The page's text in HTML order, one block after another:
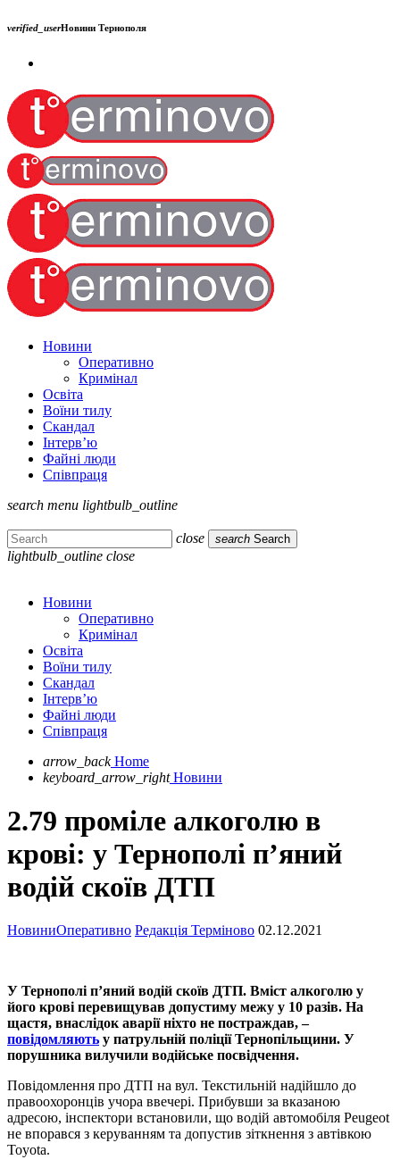
verified_userНовини Тернополя
Новини
Оперативно
Кримінал
Освіта
Воїни тилу
Скандал
Інтерв’ю
Файні люди
Співпраця
search menu lightbulb_outline
close search Search
lightbulb_outline close
Новини
Оперативно
Кримінал
Освіта
Воїни тилу
Скандал
Інтерв’ю
Файні люди
Співпраця
arrow_back Home
keyboard_arrow_right Новини
2.79 проміле алкоголю в
крові: у Тернополі п’яний
водій скоїв ДТП
НовиниОперативно Редакція Терміново 02.12.2021
У Тернополі п’яний водій скоїв ДТП. Вміст алкоголю у
його крові перевищував допустиму межу у 10 разів. На
щастя, внаслідок аварії ніхто не постраждав, –
повідомляють у патрульній поліції Тернопільщини. У
порушника вилучили водійське посвідчення.
Повідомлення про ДТП на вул. Текстильній надійшло до
правоохоронців учора ввечері. Прибувши за вказаною
адресою, інспектори встановили, що водій автомобіля Peugeot
не впорався з керуванням та допустив зіткнення з автівкою
Toyota.